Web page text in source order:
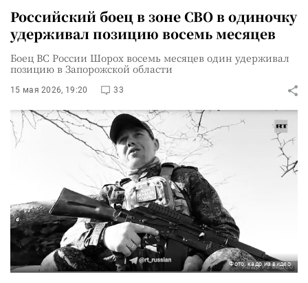
Российский боец в зоне СВО в одиночку
удерживал позицию восемь месяцев
Боец ВС России Шорох восемь месяцев один удерживал
позицию в Запорожской области
15 мая 2026, 19:20 33
Фото: кадр из видео